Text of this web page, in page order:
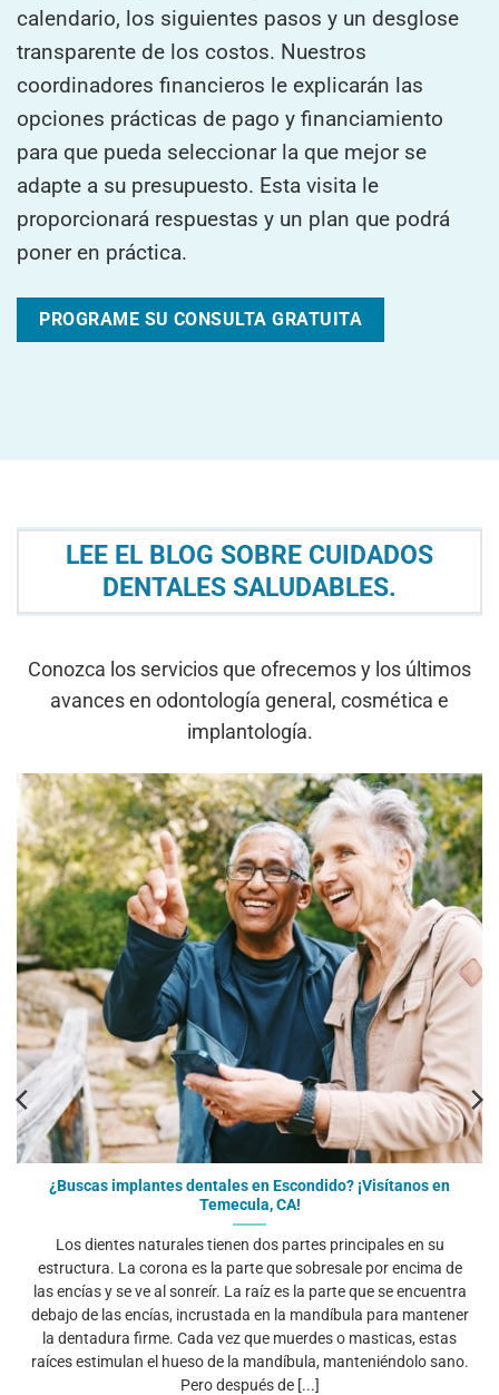
calendario, los siguientes pasos y un desglose
transparente de los costos. Nuestros
coordinadores financieros le explicarán las
opciones prácticas de pago y financiamiento
para que pueda seleccionar la que mejor se
adapte a su presupuesto. Esta visita le
proporcionará respuestas y un plan que podrá
poner en práctica.
PROGRAME SU CONSULTA GRATUITA
LEE EL BLOG SOBRE CUIDADOS
DENTALES SALUDABLES.
Conozca los servicios que ofrecemos y los últimos
avances en odontología general, cosmética e
implantología.
¿Buscas implantes dentales en Escondido? ¡Visítanos en
Temecula, CA!
Los dientes naturales tienen dos partes principales en su
estructura. La corona es la parte que sobresale por encima de
las encías y se ve al sonreír. La raíz es la parte que se encuentra
debajo de las encías, incrustada en la mandíbula para mantener
la dentadura firme. Cada vez que muerdes o masticas, estas
raíces estimulan el hueso de la mandíbula, manteniéndolo sano.
Pero después de [...]